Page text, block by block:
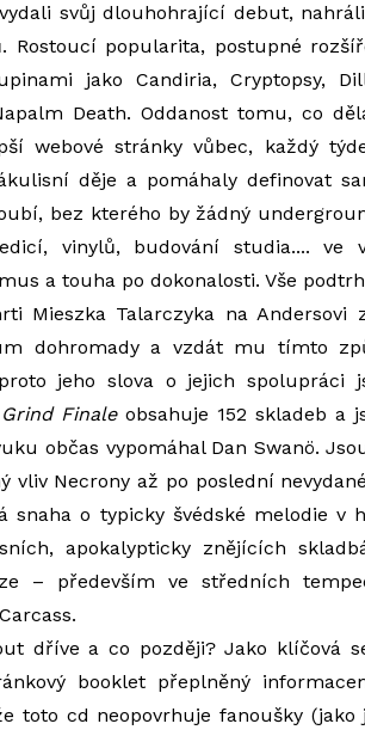
svůj dlouhohrající debut,
Rostoucí popularita, postupné
jako Candiria, Cryptopsy,
Death. Oddanost tomu, co
webové stránky vůbec, každý
děje a pomáhaly definovat
bez kterého by žádný
vinylů, budování studia.... ve
a touha po dokonalosti. Vše
Mieszka Talarczyka na
dohromady a vzdát mu tímto
jeho slova o jejich spolupráci
Grind Finaleobsahuje 152 skladeb a
občas vypomáhal Dan Swanö.
vliv Necrony až po poslední
snaha o typicky švédské melodie v
apokalypticky znějících
– především ve středních
dříve a co později? Jako klíčová
booklet přeplněný
toto cd neopovrhuje fanoušky